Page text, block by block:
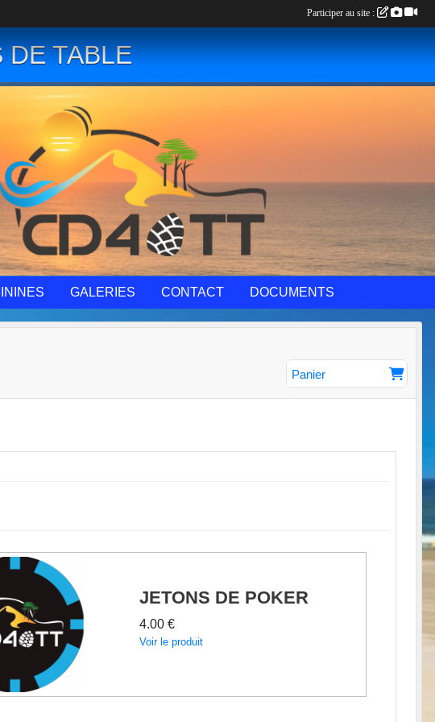
DE TABLE
GALERIES CONTACT DOCUMENTS
Panier
JETONS DE POKER
4.00 €
Voir le produit
Participer au site :